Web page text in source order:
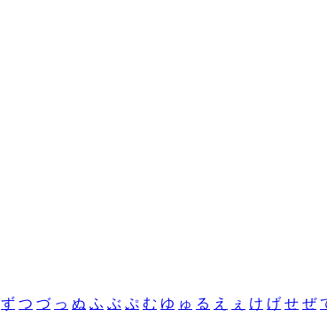
ず つ づ っ ぬ ふ ぶ ぷ む ゆ ゅ る え ぇ け げ せ ぜ